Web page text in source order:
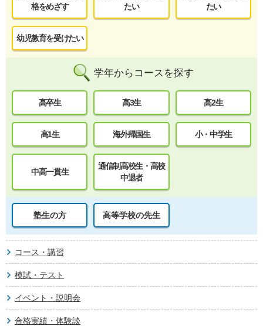
格をめざす
たい
たい
幼児教育を受けたい
学年からコースを探す
高卒生 高3生 高2生
高1生 海外帰国生 小・中学生
中高一貫生
通信制高校生・高校
中退者
塾生の方 高等学校の先生
コース・講習
模試・テスト
イベント・説明会
合格実績・体験談